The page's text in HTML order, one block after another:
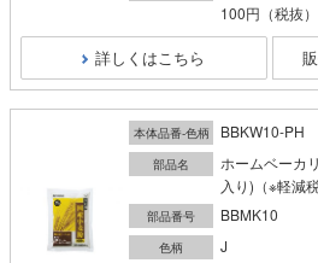
100円 （税抜）
詳しくはこちら
本体品番-色柄 BBKW10-PH
部品名
ホームベーカ
入り)（※軽減
部品番号 BBMK10
色柄 J